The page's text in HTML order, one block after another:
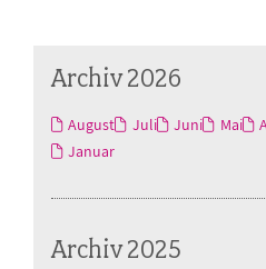
Archiv 2026
August Juli Juni Mai
Januar
Archiv 2025